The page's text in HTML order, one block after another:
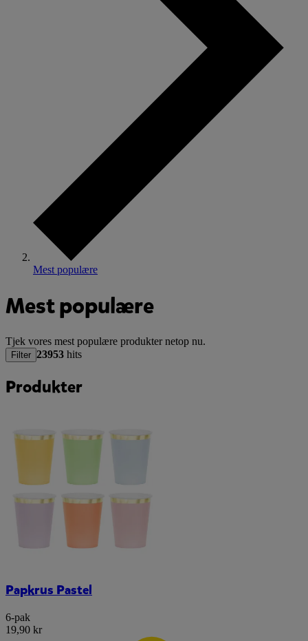
Mest populære
Mest populære
Tjek vores mest populære produkter netop nu.
Filter 23953 hits
Produkter
Papkrus Pastel
6-pak
19,90 kr